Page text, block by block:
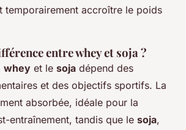
temporairement accroître le poids
entre whey et soja ?
whey et le soja dépend des
et des objectifs sportifs. La
absorbée, idéale pour la
entraînement, tandis que le soja,